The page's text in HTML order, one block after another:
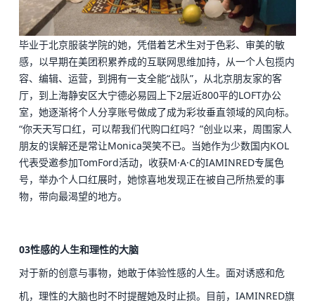
毕业于北京服装学院的她，凭借着艺术生对于色彩、审美的敏
感，以早期在美团积累养成的互联网思维加持，从一个人包揽内
容、编辑、运营，到拥有一支全能“战队”，从北京朋友家的客
厅，到上海静安区大宁德必易园 上下2层近800平的LOFT办公
室，她逐渐将个人分享账号做成了成为彩妆垂直领域的风向标。
“你天天写口红，可以帮我们代购口红吗？”创业以来，周围家人
朋友的误解还是常让Monica哭笑不已。当她作为少数国内KOL
代表受邀参加TomFord活动，收获M·A·C的IAMINRED专属色
号，举办个人口红展时，她惊喜地发现正在被自己所热爱的事
物，带向最渴望的地方。
03性感的人生和理性的大脑
对于新的创意与事物，她敢于体验性感的人生。面对诱惑和危
机，理性的大脑也时不时提醒她及时止损。 目前，IAMINRED旗